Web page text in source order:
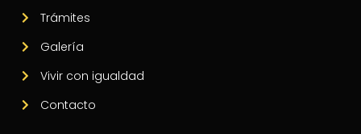
Trámites
Galería
Vivir con igualdad
Contacto